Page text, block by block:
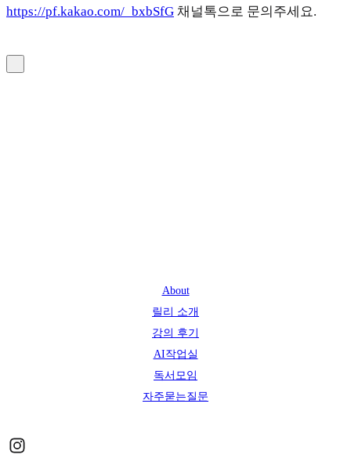
https://pf.kakao.com/_bxbSfG 채널톡으로 문의주세요.
About
릴리 소개
강의 후기
AI작업실
독서모임
자주묻는질문